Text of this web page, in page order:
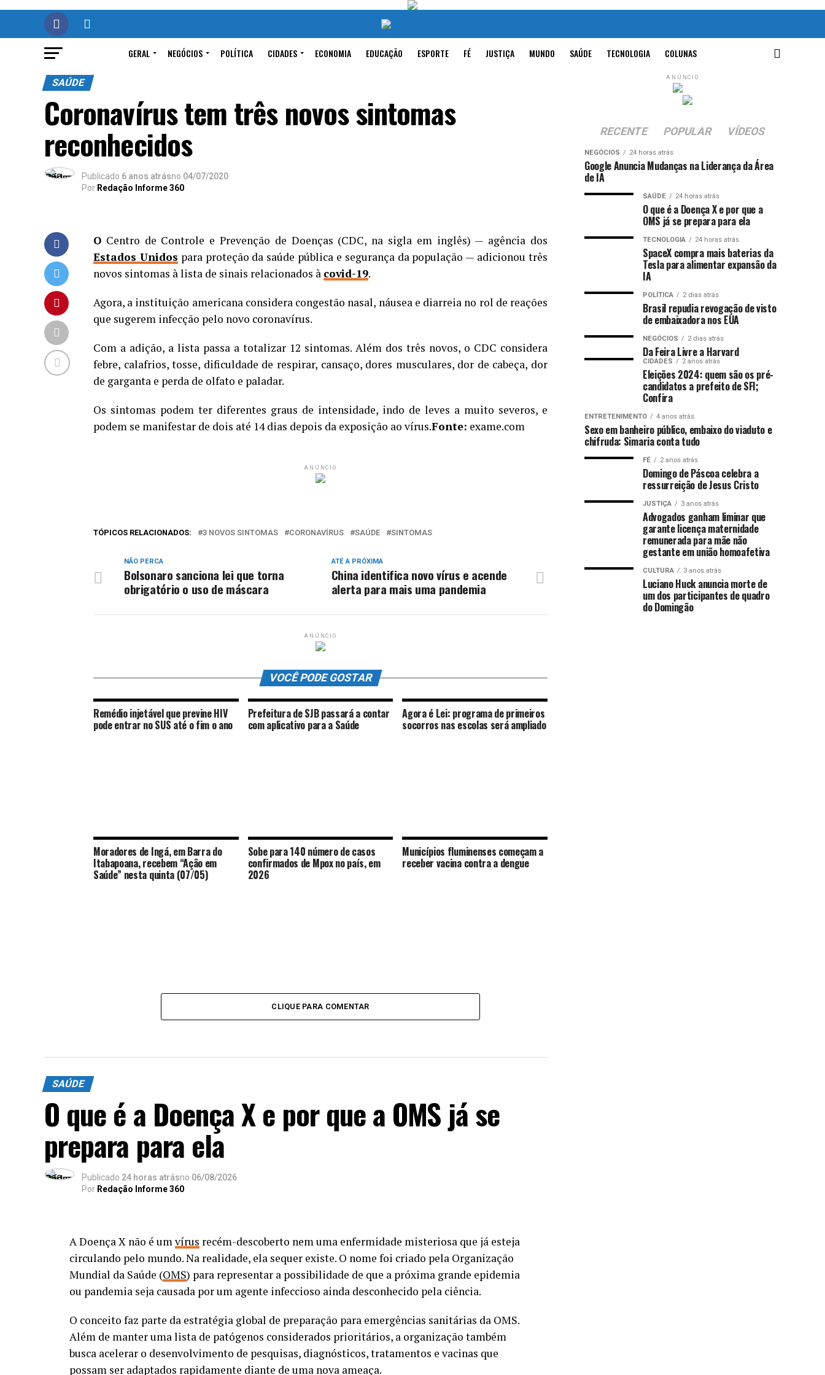
GERAL NEGÓCIOS POLÍTICA CIDADES ECONOMIA EDUCAÇÃO ESPORTE FÉ JUSTIÇA MUNDO SAÚDE TECNOLOGIA COLUNAS
SAÚDE
Coronavírus tem três novos sintomas
reconhecidos
Publicado 6 anos atrásno 04/07/2020
Por Redação Informe 360
O Centro de Controle e Prevenção de Doenças (CDC, na sigla em inglês) — agência dos
Estados Unidos para proteção da saúde pública e segurança da população — adicionou três
novos sintomas à lista de sinais relacionados à covid-19.
Agora, a instituição americana considera congestão nasal, náusea e diarreia no rol de reações
que sugerem infecção pelo novo coronavírus.
Com a adição, a lista passa a totalizar 12 sintomas. Além dos três novos, o CDC considera
febre, calafrios, tosse, dificuldade de respirar, cansaço, dores musculares, dor de cabeça, dor
de garganta e perda de olfato e paladar.
Os sintomas podem ter diferentes graus de intensidade, indo de leves a muito severos, e
podem se manifestar de dois até 14 dias depois da exposição ao vírus.Fonte: exame.com
ANÚNCIO
TÓPICOS RELACIONADOS: 3 NOVOS SINTOMAS CORONAVÍRUS SAÚDE SINTOMAS
ATÉ A PRÓXIMA
China identifica novo vírus e acende
alerta para mais uma pandemia
NÃO PERCA
Bolsonaro sanciona lei que torna
obrigatório o uso de máscara
ANÚNCIO
VOCÊ PODE GOSTAR
Remédio injetável que previne HIV
pode entrar no SUS até o fim o ano
Prefeitura de SJB passará a contar
com aplicativo para a Saúde
Agora é Lei: programa de primeiros
socorros nas escolas será ampliado
Moradores de Ingá, em Barra do
Itabapoana, recebem “Ação em
Saúde” nesta quinta (07/05)
Sobe para 140 número de casos
confirmados de Mpox no país, em
2026
Municípios fluminenses começam a
receber vacina contra a dengue
CLIQUE PARA COMENTAR
SAÚDE
O que é a Doença X e por que a OMS já se
prepara para ela
Publicado 24 horas atrásno 06/08/2026
Por Redação Informe 360
A Doença X não é umvírus recém-descoberto nem uma enfermidade misteriosa que já esteja
circulando pelo mundo. Na realidade, ela sequer existe. O nome foi criado pela Organização
Mundial da Saúde (OMS) para representar a possibilidade de que a próxima grande epidemia
ou pandemia seja causada por um agente infeccioso ainda desconhecido pela ciência.
O conceito faz parte da estratégia global de preparação para emergências sanitárias da OMS.
Além de manter uma lista de patógenos considerados prioritários, a organização também
busca acelerar o desenvolvimento de pesquisas, diagnósticos, tratamentos e vacinas que
possam ser adaptados rapidamente diante de uma nova ameaça.
ANÚNCIO
RECENTE POPULAR VÍDEOS
NEGÓCIOS 24 horas atrás
Google Anuncia Mudanças na Liderança da Área
de IA
SAÚDE 24 horas atrás
O que é a Doença X e por que a
OMS já se prepara para ela
TECNOLOGIA 24 horas atrás
SpaceX compra mais baterias da
Tesla para alimentar expansão da
IA
POLÍTICA 2 dias atrás
Brasil repudia revogação de visto
de embaixadora nos EUA
NEGÓCIOS 2 dias atrás
Da Feira Livre a Harvard
CIDADES 2 anos atrás
Eleições 2024: quem são os pré-
candidatos a prefeito de SFI;
Confira
ENTRETENIMENTO 4 anos atrás
Sexo em banheiro público, embaixo do viaduto e
chifruda: Simaria conta tudo
FÉ 2 anos atrás
Domingo de Páscoa celebra a
ressurreição de Jesus Cristo
JUSTIÇA 3 anos atrás
Advogados ganham liminar que
garante licença maternidade
remunerada para mãe não
gestante em união homoafetiva
CULTURA 3 anos atrás
Luciano Huck anuncia morte de
um dos participantes de quadro
do Domingão